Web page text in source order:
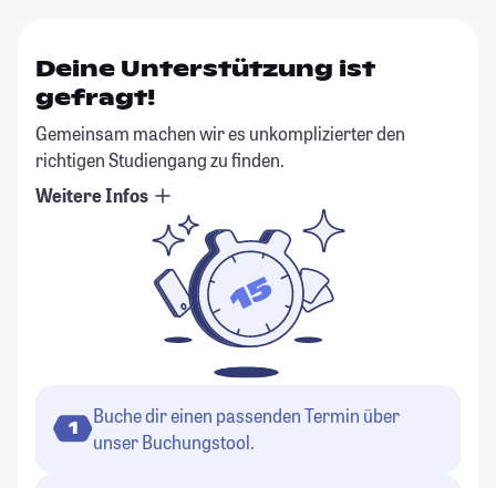
Deine Unterstützung ist
gefragt!
Gemeinsam machen wir es unkomplizierter den
richtigen Studiengang zu finden.
Weitere Infos
1
Buche dir einen passenden Termin über
unser Buchungstool.